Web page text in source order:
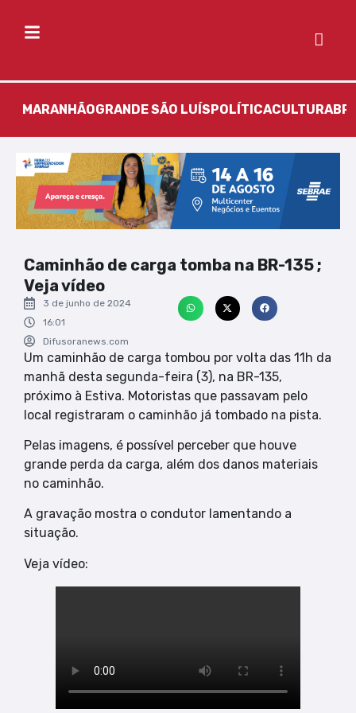
MARANHÃOGRANDE SÃO LUÍSPOLÍTICACULTURA
Caminhão de carga tomba na BR-135 ;
Veja vídeo
3 de junho de 2024
16:01
Difusoranews.com
Um caminhão de carga tombou por volta das 11h da
manhã desta segunda-feira (3), na BR-135,
próximo à Estiva. Motoristas que passavam pelo
local registraram o caminhão já tombado na pista.
Pelas imagens, é possível perceber que houve
grande perda da carga, além dos danos materiais
no caminhão.
A gravação mostra o condutor lamentando a
situação.
Veja vídeo: